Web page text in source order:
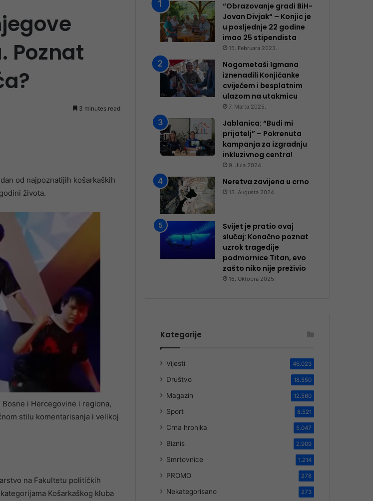
Poznat
3 minutes read
od najpoznatijih košarkaških
života.
i Hercegovine i regiona,
stilu komentarisanja i velikoj
na Fakultetu političkih
Košarkaškog kluba
“Obrazovanje gradi BiH-
Jovan Divjak“ – Konjic je
u posljednje 22 godine
imao 25 ​​stipendista
15. Februara 2023.
Nogometaši Igmana
iznenadili Konjičanke
cvijećem i besplatnim
ulazom na utakmicu
7. Marta 2025.
Jablanica: “Budi mi
prijatelj” – Pokrenuta
kampanja za izgradnju
inkluzivnog centra!
9. Jula 2024.
Neretva zavijena u crno
13. Augusta 2024.
Svijet je pratio ovaj
slučaj: Konačno poznat
uzrok tragedije
podmornice Titan, evo
zašto niko nije preživio
16. Oktobra 2025.
Kategorije
Vijesti 46.023
Društvo 18.550
Magazin 12.560
Sport 8.521
Crna hronika 5.047
Biznis 2.909
Smrtovnice 1.214
PROMO 278
Nekategorisano 273